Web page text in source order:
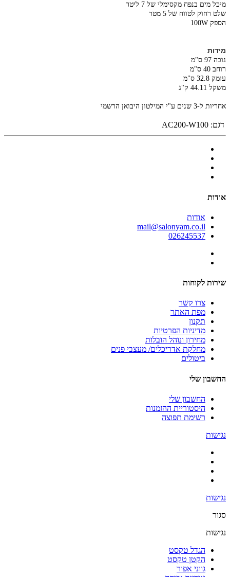
מיכל מים בנפח מקסימלי של 7 ליטר
שלט רחוק לטווח של 5 מטר
הספק 100W
מידות
גובה 97 ס"מ
רוחב 40 ס"מ
עומק 32.8 ס"מ
משקל 44.11 ק"ג
אחריות ל-3 שנים ע"י המילטון היבואן הרשמי
דגם: AC200-W100
אודות
אודות
mail@salonyam.co.il
026245537
שירות לקוחות
צרו קשר
מפת האתר
תקנון
מדיניות הפרטיות
מחירון ונוהל הובלות
מחלקת אדריכלים/ מעצבי פנים
ביטולים
החשבון שלי
החשבון שלי
היסטוריית ההזמנות
רשימת תפוצה
נגישות
נגישות
סגור
נגישות
הגדל טקסט
הקטן טקסט
גווני אפור